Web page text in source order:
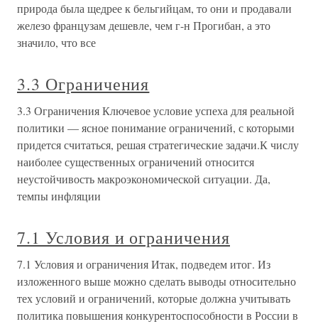
природа была щедрее к бельгийцам, то они и продавали
железо французам дешевле, чем г-н Прогибан, а это
значило, что все
3.3 Ограничения
3.3 Ограничения Ключевое условие успеха для реальной
политики — ясное понимание ограничений, с которыми
придется считаться, решая стратегические задачи.К числу
наиболее существенных ограничений относится
неустойчивость макроэкономической ситуации. Да,
темпы инфляции
7.1 Условия и ограничения
7.1 Условия и ограничения Итак, подведем итог. Из
изложенного выше можно сделать выводы относительно
тех условий и ограничений, которые должна учитывать
политика повышения конкурентоспособности в России в